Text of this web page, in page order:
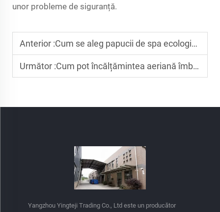
unor probleme de siguranță.
Anterior :Cum se aleg papucii de spa ecologici pentru spa-uri de lux?
Următor :Cum pot încălțămintea aeriană îmbunătăți serviciul de business și prima clasă?
Yangzhou Yingteji Trading Co., Ltd este un producător